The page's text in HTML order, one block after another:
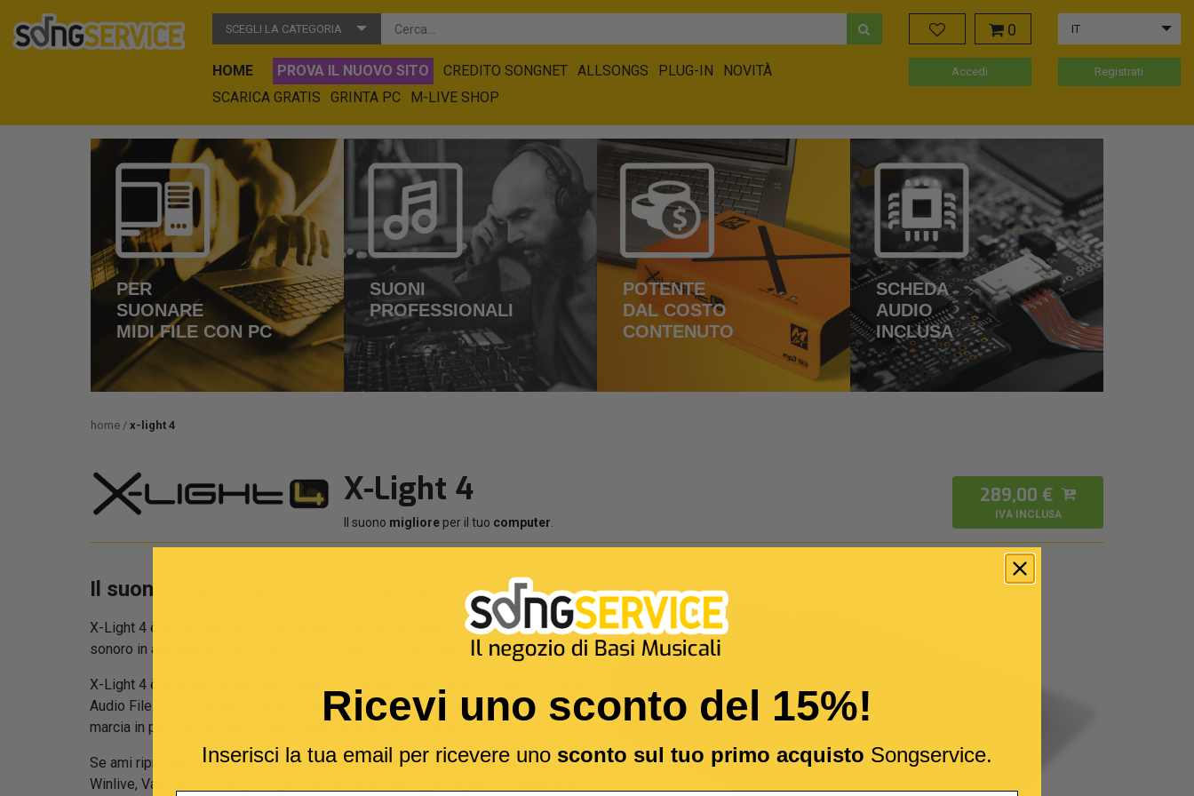
SCEGLI LA CATEGORIA
HOME PROVA IL NUOVO SITO CREDITO SONGNET ALLSONGS PLUG-IN
NOVITÀ
SCARICA GRATIS
GRINTA PC M-LIVE SHOP
0 IT
Accedi Registrati
PER
SUONARE
MIDI FILE CON PC
SUONI
PROFESSIONALI
POTENTE
DAL COSTO
CONTENUTO
SCHEDA
AUDIO
INCLUSA
home x-light 4
X-Light 4
Il suono migliore per il tuo computer
289,00 €
IVA INCLUSA
Il suono migliore per il tuo computer
X-Light 4 è un modulo di piccole dimensioni che funziona come generatore
sonoro in abbinamento a Computer PC Windows, Apple Mac ed iPad/iPhone.
X-Light 4 è in grado di riprodurre qualsiasi file musicale, da MIDI e MP3 e Wave
Audio File. E’ il compagno perfetto del musicista Live che vuole avere una
marcia in più, rispetto alle schede audio interne dei Computer.
Se ami riprodurre MIDI file con software come ad esempio Grinta Karaoke,
Winlive, Van Basco o altri, X-Light 4 è il modulo che fa per te; infatti il database
Ricevi uno sconto del 15%!
Inserisci la tua email per ricevere uno sconto sul tuo primo acquisto Songservice.